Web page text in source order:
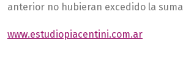
anterior no hubieran excedido la
www.estudiopiacentini.com.ar